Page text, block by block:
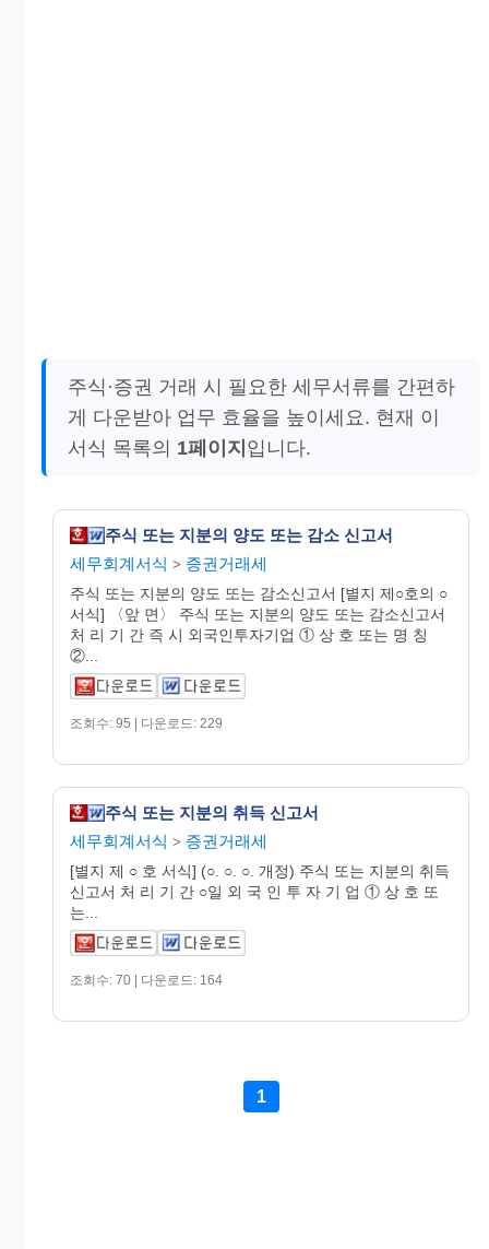
주식·증권 거래 시 필요한 세무서류를 간편하
게 다운받아 업무 효율을 높이세요. 현재 이
서식 목록의 1페이지 입니다.
주식 또는 지분의 양도 또는 감소 신고서
세무회계서식 > 증권거래세
주식 또는 지분의 양도 또는 감소신고서 [별지 제○호의 ○
서식] 〈앞 면〉 주식 또는 지분의 양도 또는 감소신고서
처 리 기 간 즉 시 외국인투자기업 ① 상 호 또는 명 칭
②...
조회수: 95 | 다운로드: 229
주식 또는 지분의 취득 신고서
세무회계서식 > 증권거래세
[별지 제 ○ 호 서식] (○. ○. ○. 개정) 주식 또는 지분의 취득
신고서 처 리 기 간 ○일 외 국 인 투 자 기 업 ① 상 호 또
는...
조회수: 70 | 다운로드: 164
1